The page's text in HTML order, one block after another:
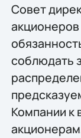
Совет
соблюдать
Компании к